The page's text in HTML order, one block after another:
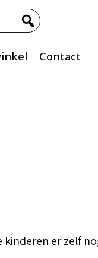
Contact
er zelf